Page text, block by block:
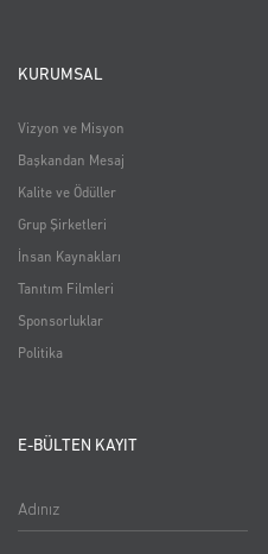
İZLEMEK İÇİN TIKLAYINIZ
Star Tv / Haber -
İZLEMEK İÇİN TIKLAYINIZ
KURUMSAL
Vizyon ve Misyon
Başkandan Mesaj
Kalite ve Ödüller
Grup Şirketleri
İnsan Kaynakları
Tanıtım Filmleri
Sponsorluklar
Politika
E-BÜLTEN KAYIT
Adınız